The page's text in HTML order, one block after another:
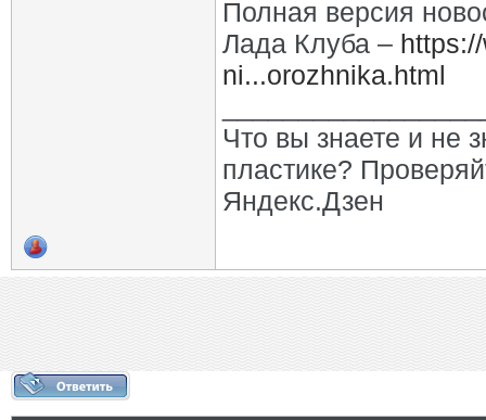
Полная версия
Лада Клуба –
ni...orozhnika.html
Что вы знаете и не
пластике?
Яндекс.Дзен